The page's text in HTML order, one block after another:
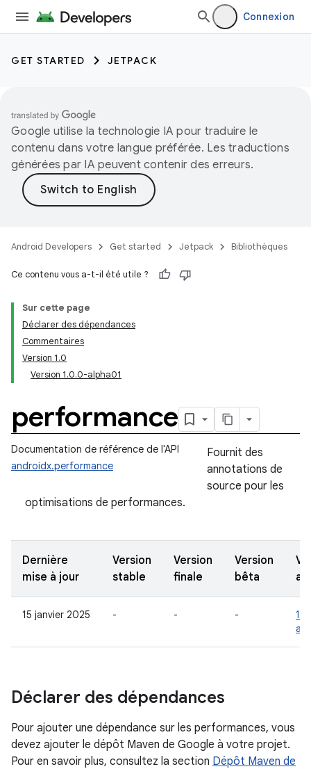
Connexion
GET STARTED JETPACK
Google utilise la technologie IA pour traduire le
contenu dans votre langue préférée. Les traductions
générées par IA peuvent contenir des erreurs.
Android Developers Get started Jetpack Bibliothèques
Ce contenu vous a-t-il été utile ?
Sur cette page
Déclarer des dépendances
Commentaires
Version 1.0
Version 1.0.0-alpha01
performance
Documentation de référence de l'API
androidx.performance
Fournit des
annotations de
source pour les
optimisations de performances.
Dernière
mise à jour
Version
stable
Version
finale
Version
bêta
15 janvier 2025 - - -
Déclarer des dépendances
Pour ajouter une dépendance sur les performances, vous
devez ajouter le dépôt Maven de Google à votre projet.
Pour en savoir plus, consultez la section Dépôt Maven de